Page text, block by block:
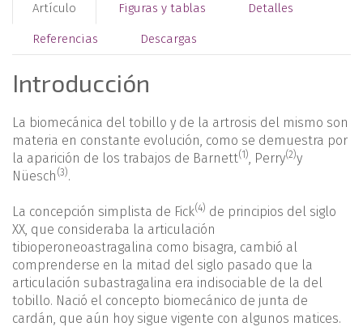
Artículo Figuras y tablas Detalles
Referencias Descargas
Introducción
La biomecánica del tobillo y de la artrosis del mismo son
materia en constante evolución, como se demuestra por
la aparición de los trabajos de Barnett(1), Perry(2)y
Nüesch (3).
La concepción simplista de Fick(4) de principios del siglo
XX, que consideraba la articulación
tibioperoneoastragalina como bisagra, cambió al
comprenderse en la mitad del siglo pasado que la
articulación subastragalina era indisociable de la del
tobillo. Nació el concepto biomecánico de junta de
cardán, que aún hoy sigue vigente con algunos matices.